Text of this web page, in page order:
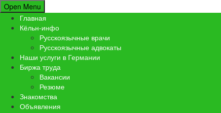
Open Menu
Главная
Кёльн-инфо
Русскоязычные врачи
Русскоязычные адвокаты
Наши услуги в Германии
Биржа труда
Вакансии
Резюме
Знакомства
Объявления